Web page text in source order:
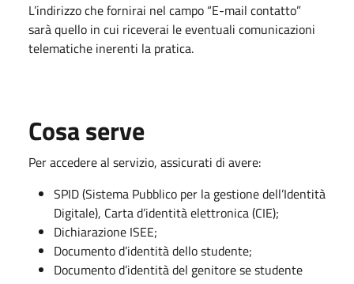
L’indirizzo che fornirai nel campo “E-mail contatto”
sarà quello in cui riceverai le eventuali comunicazioni
telematiche inerenti la pratica.
Cosa serve
Per accedere al servizio, assicurati di avere:
SPID (Sistema Pubblico per la gestione dell’Identità
Digitale), Carta d’identità elettronica (CIE);
Dichiarazione ISEE;
Documento d’identità dello studente;
Documento d’identità del genitore se studente